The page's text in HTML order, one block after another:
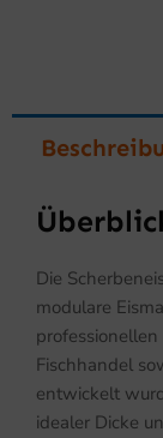
Die
modulare
Fischhandel
entwickelt
idealer Dicke